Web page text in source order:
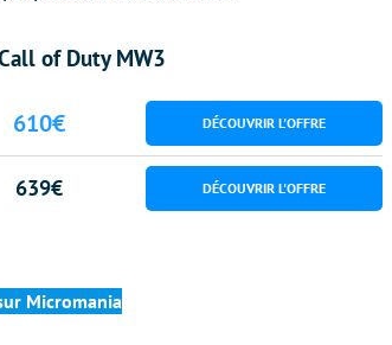
of Duty MW3
610€
639€
Micromania